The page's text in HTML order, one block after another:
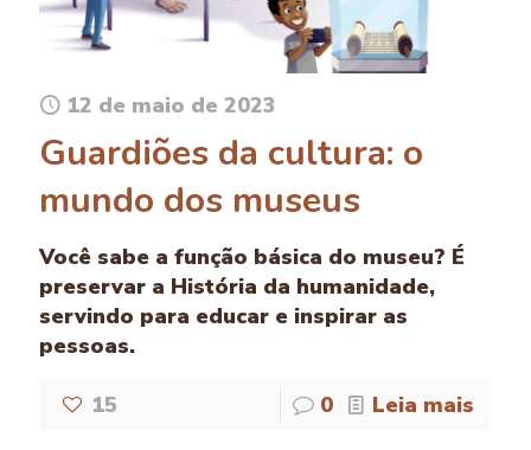
12 de maio de 2023
Guardiões da cultura: o
mundo dos museus
Você sabe a função básica do museu? É
preservar a História da humanidade,
servindo para educar e inspirar as
pessoas.
15 0 Leia mais